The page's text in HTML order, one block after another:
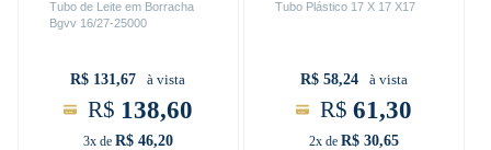
Tubo de Leite em Borracha
Bgvv 16/27-25000
R$ 131,67 à vista
R$ 138,60
3x de R$ 46,20
Tubo Plástico 17 X 17 X17
R$ 58,24 à vista
R$ 61,30
2x de R$ 30,65